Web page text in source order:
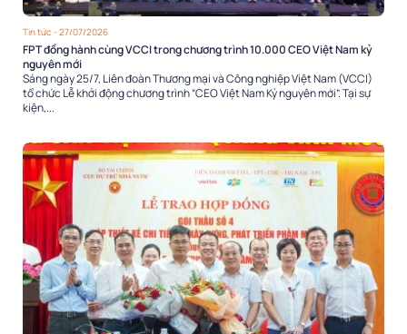
Tin tức - 27/07/2026
FPT đồng hành cùng VCCI trong chương trình 10.000 CEO Việt Nam kỷ
nguyên mới
Sáng ngày 25/7, Liên đoàn Thương mại và Công nghiệp Việt Nam (VCCI)
tổ chức Lễ khởi động chương trình “CEO Việt Nam Kỷ nguyên mới”. Tại sự
kiện,...